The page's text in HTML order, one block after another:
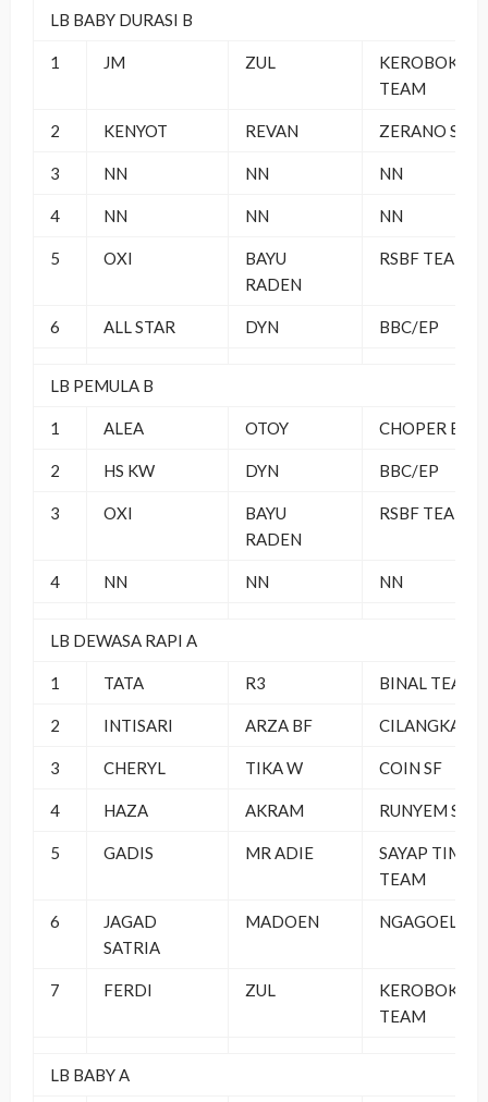
LB BABY DURASI B
1 JM ZUL
KEROBOKAN
TEAM
2 KENYOT REVAN ZERANO SF
3 NN NN NN
4 NN NN NN
5 OXI
BAYU
RADEN
RSBF TEAM
6 ALL STAR DYN BBC/EP
LB PEMULA B
1 ALEA OTOY CHOPER BC
2 HS KW DYN BBC/EP
3 OXI
BAYU
RADEN
RSBF TEAM
4 NN NN NN
LB DEWASA RAPI A
1 TATA R3 BINAL TEAM
2 INTISARI ARZA BF CILANGKAP
3 CHERYL TIKA W COIN SF
4 HAZA AKRAM RUNYEM SF
5 GADIS MR ADIE
SAYAP TIMUR
TEAM
6
JAGAD
SATRIA
MADOEN NGAGOEL SF
7 FERDI ZUL
KEROBOKAN
TEAM
LB BABY A